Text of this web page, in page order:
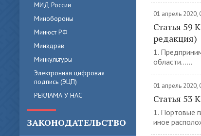
МИД России
Минобороны
Минюст РФ
Минздрав
Минкультуры
Электронная цифровая
подпись (ЭЦП)
РЕКЛАМА У НАС
ЗАКОНОДАТЕЛЬСТВО
01 апрель 2020,
Статья 59
редакция)
1.
области......
01 апрель 2020,
Статья 53
1. Портовые
иное